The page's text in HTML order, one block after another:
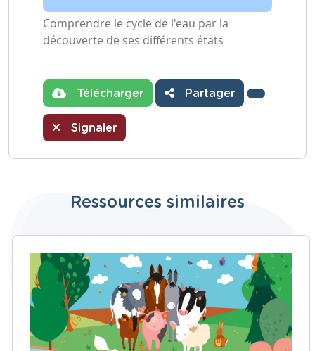
Comprendre le cycle de l'eau par la
découverte de ses différents états
Télécharger Partager
Signaler
Ressources similaires